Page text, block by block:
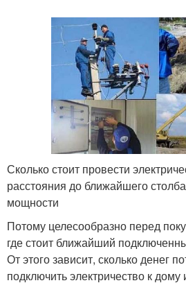
Сколько стоит провести
расстояния до ближайшего
мощности
Потому целесообразно перед
где стоит ближайший
От этого зависит, сколько денег
подключить электричество к дому